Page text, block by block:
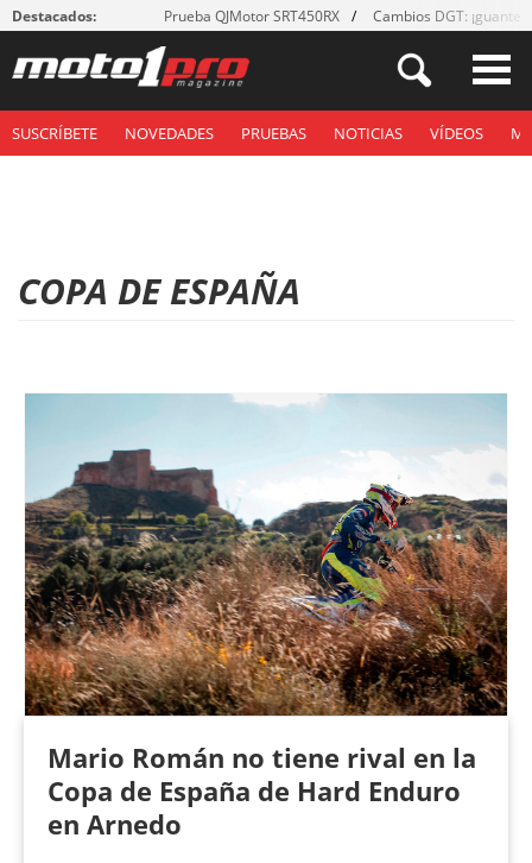
Destacados: Prueba QJMotor SRT450RX Cambios DGT: ¡guantes!
SUSCRÍBETE NOVEDADES PRUEBAS NOTICIAS VÍDEOS
COPA DE ESPAÑA
Mario Román no tiene rival en la
Copa de España de Hard Enduro
en Arnedo